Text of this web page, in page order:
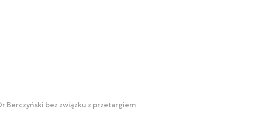
Berczyński bez związku z przetargiem